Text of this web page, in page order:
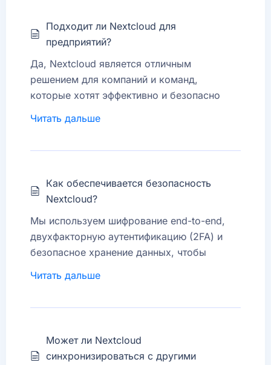
Мультиплатформенная доступность –
доступ с компьютеров, смартфонов и
планшетов.
Подходит ли Nextcloud для
предприятий?
Да, Nextcloud является отличным
решением для компаний и команд,
которые хотят эффективно и безопасно
документами и сотрудничать в рамках
Читать дальше
Как обеспечивается безопасность
Nextcloud?
Мы используем шифрование end-to-end,
двухфакторную аутентификацию (2FA) и
безопасное хранение данных, чтобы
потери данных.
Читать дальше
Может ли Nextcloud
синхронизироваться с другими